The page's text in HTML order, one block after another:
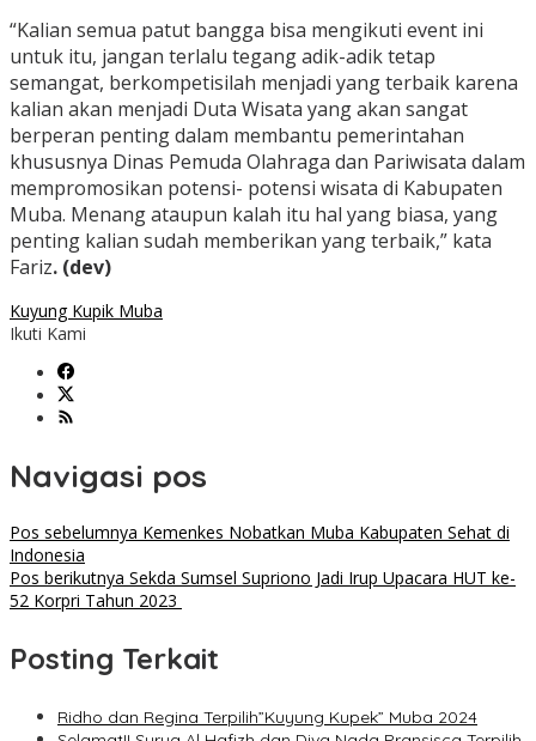
“Kalian semua patut bangga bisa mengikuti event ini
untuk itu, jangan terlalu tegang adik-adik tetap
semangat, berkompetisilah menjadi yang terbaik karena
kalian akan menjadi Duta Wisata yang akan sangat
berperan penting dalam membantu pemerintahan
khususnya Dinas Pemuda Olahraga dan Pariwisata dalam
mempromosikan potensi- potensi wisata di Kabupaten
Muba. Menang ataupun kalah itu hal yang biasa, yang
penting kalian sudah memberikan yang terbaik,” kata
Fariz. (dev)
Kuyung Kupik Muba
Ikuti Kami
Navigasi pos
Pos sebelumnya Kemenkes Nobatkan Muba Kabupaten Sehat di
Indonesia
Pos berikutnya Sekda Sumsel Supriono Jadi Irup Upacara HUT ke-
52 Korpri Tahun 2023
Posting Terkait
Ridho dan Regina Terpilih”Kuyung Kupek” Muba 2024